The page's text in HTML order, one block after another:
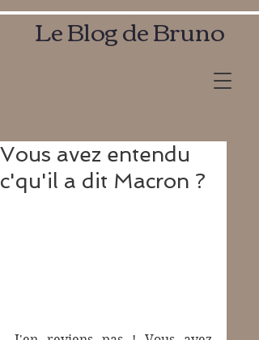
Le Blog de Bruno
Vous avez entendu
c'qu'il a dit Macron ?